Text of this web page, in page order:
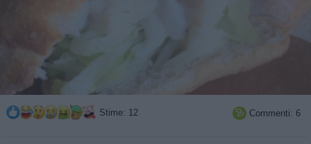
Stime: 12  Commenti: 6